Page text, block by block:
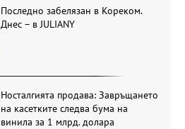
Последно забелязан в Кореком.
Днес – в JULIANY
Носталгията продава: Завръщането
на касетките следва бума на
винила за 1 млрд. долара